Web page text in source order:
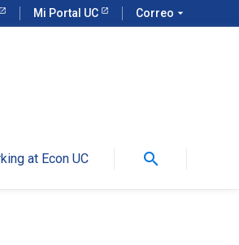
Mi Portal UC Correo arrow_drop_down
at Econ UC search